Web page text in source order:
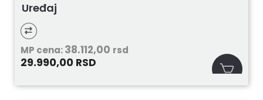
Uređaj
MP cena:38.112,00 rsd
29.990,00 RSD